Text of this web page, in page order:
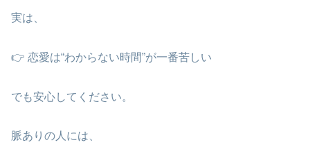
実は、
👉 恋愛は“わからない時間”が一番苦しい
でも安心してください。
脈ありの人には、